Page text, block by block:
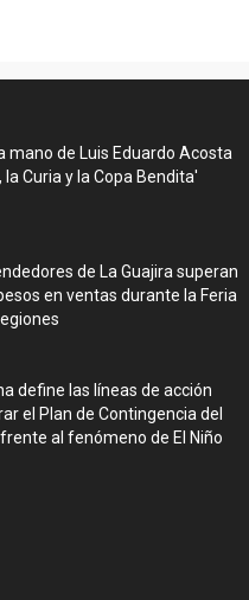
mano de Luis Eduardo Acosta
la Curia y la Copa Bendita'
de La Guajira superan
en ventas durante la Feria
define las líneas de acción
el Plan de Contingencia del
al fenómeno de El Niño